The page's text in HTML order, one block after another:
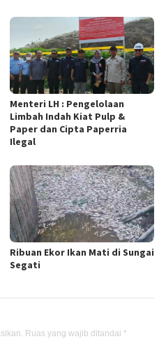
Menteri LH : Pengelolaan
Limbah Indah Kiat Pulp &
Paper dan Cipta Paperria
Ilegal
Ribuan Ekor Ikan Mati di Sungai
Segati
Ruas yang wajib ditandai *